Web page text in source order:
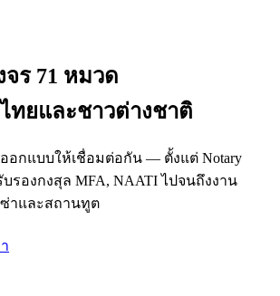
จร 71 หมวด
ทยและชาวต่างชาติ
อกแบบให้เชื่อมต่อกัน — ตั้งแต่ Notary
รองกงสุล MFA, NAATI ไปจนถึงงาน
าและสถานทูต